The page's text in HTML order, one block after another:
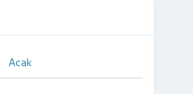
Acak